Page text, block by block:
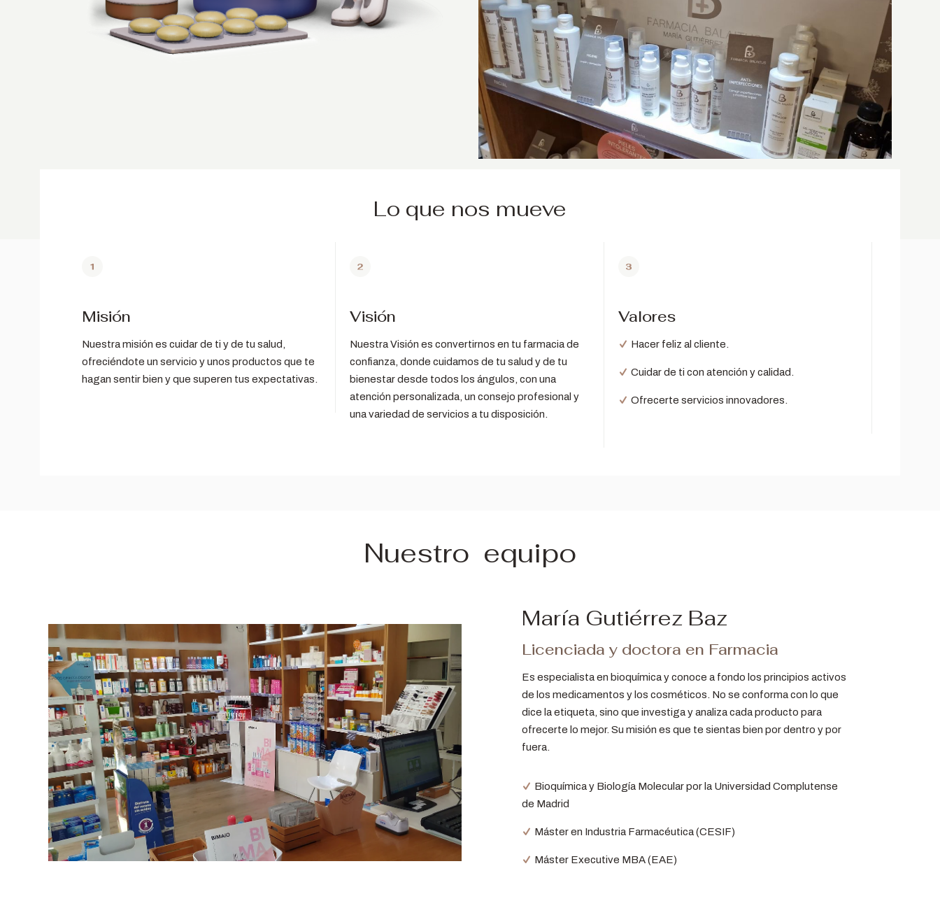
Lo que nos mueve
Misión
Nuestra misión es cuidar de ti y de tu salud,
ofreciéndote un servicio y unos productos que te
hagan sentir bien y que superen tus expectativas.
Visión
Nuestra Visión es convertirnos en tu farmacia de
confianza, donde cuidamos de tu salud y de tu
bienestar desde todos los ángulos, con una
atención personalizada, un consejo profesional y
una variedad de servicios a tu disposición.
Valores
Hacer feliz al cliente.
Cuidar de ti con atención y calidad.
Ofrecerte servicios innovadores.
Nuestro equipo
María Gutiérrez Baz
Licenciada y doctora en Farmacia
Es especialista en bioquímica y conoce a fondo los principios activos
de los medicamentos y los cosméticos. No se conforma con lo que
dice la etiqueta, sino que investiga y analiza cada producto para
ofrecerte lo mejor. Su misión es que te sientas bien por dentro y por
fuera.
Bioquímica y Biología Molecular por la Universidad Complutense
de Madrid
Máster en Industria Farmacéutica (CESIF)
Máster Executive MBA (EAE)